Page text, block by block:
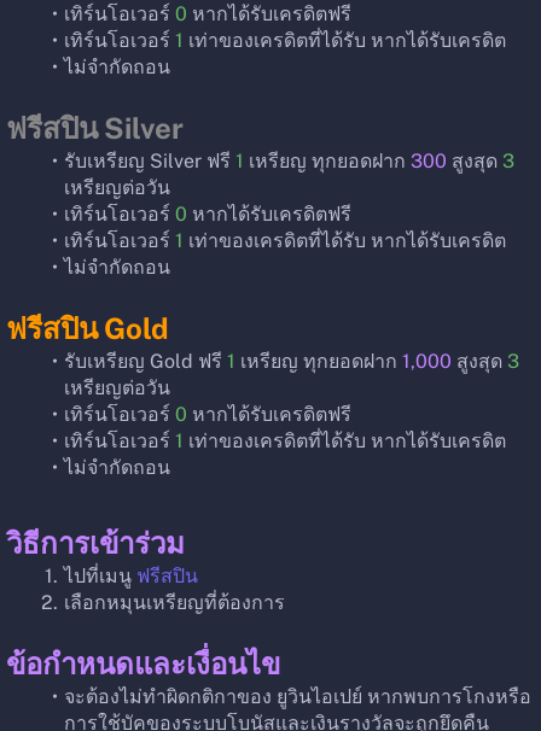
เทิร์นโอเวอร์ 0 หากได้รับเครดิตฟรี
เทิร์นโอเวอร์ 1 เท่าของเครดิตที่ได้รับ หากได้รับเครดิต
ไม่จำกัดถอน
ฟรีสปิน Silver
รับเหรียญ Silver ฟรี 1 เหรียญ ทุกยอดฝาก 300 สูงสุด 3
เหรียญต่อวัน
เทิร์นโอเวอร์ 0 หากได้รับเครดิตฟรี
เทิร์นโอเวอร์ 1 เท่าของเครดิตที่ได้รับ หากได้รับเครดิต
ไม่จำกัดถอน
ฟรีสปิน Gold
รับเหรียญ Gold ฟรี 1 เหรียญ ทุกยอดฝาก 1,000 สูงสุด 3
เหรียญต่อวัน
เทิร์นโอเวอร์ 0 หากได้รับเครดิตฟรี
เทิร์นโอเวอร์ 1 เท่าของเครดิตที่ได้รับ หากได้รับเครดิต
ไม่จำกัดถอน
วิธีการเข้าร่วม
ไปที่เมนู ฟรีสปิน
เลือกหมุนเหรียญที่ต้องการ
ข้อกำหนดและเงื่อนไข
จะต้องไม่ทำผิดกติกาของ ยูวินไอเปย์ หากพบการโกงหรือ
การใช้บัคของระบบโบนัสและเงินรางวัลจะถูกยึดคืน